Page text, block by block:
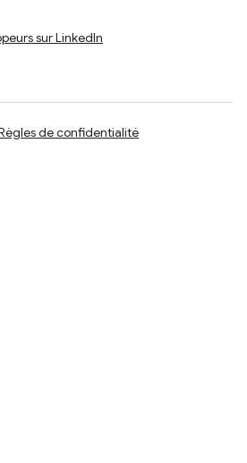
sur LinkedIn
de confidentialité